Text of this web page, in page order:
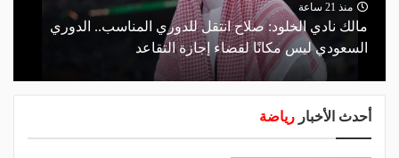
منذ 21 ساعة
مالك نادي الخلود: صلاح انتقل للدوري المناسب.. الدوري
السعودي ليس مكانًا لقضاء إجازة التقاعد
أحدث الأخبار رياضة